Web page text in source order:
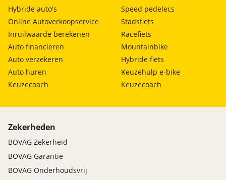
Hybride auto's
Online Autoverkoopservice
Inruilwaarde berekenen
Auto financieren
Auto verzekeren
Auto huren
Keuzecoach
Speed pedelecs
Stadsfiets
Racefiets
Mountainbike
Hybride fiets
Keuzehulp e-bike
Keuzecoach
Zekerheden
BOVAG Zekerheid
BOVAG Garantie
BOVAG Onderhoudsvrij